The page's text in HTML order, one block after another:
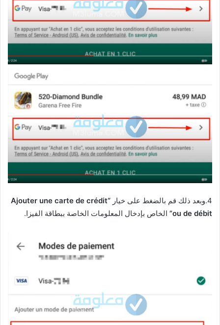
4.وبعد ذلك قم بالضغط على خيار
“Ajouter une carte de crédit
ou de débit” الخاص بإدخال المعلومات الخاصة ببطاقة الفيزا.